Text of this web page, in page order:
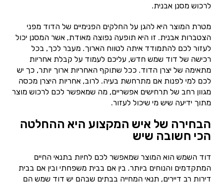
לרכוש מסנן אבנית.
מטרת המוצר היא להגן על החלקים הפנימיים של הדוד מפני
הצטברות אבנית. זו היא תופעה נפוצה מאודת, אשר המסנן יכול
לעזור לכם להתמודד איתה לטווח הארוך. מעבר לכך, בכל
רכישה של דוד שמש חדש, עליכם לעמוד על קבלת אחריות
מתאימה של יצרן הדוד. ככל שתוקף האחריות ארוך יותר, כך יש
לכם למי לפנות אם מתרחשת בעיה. לרוב, אחריות היצרן מכסה
מגוון רחב של תרחישים אפשריים, מה שמאפשר לכם לרכוש מוצר
מתוך ידיעה שיש מי שיכול לעזור.
הבחירה של איש המקצוע היא ההחלטה
הכי חשובה שיש
דוד השמש הוא המוצר שמאפשר לכם לחיות בתנאי החיים
המתקדמים והנוחים ביותר. בין אם בבית משפחתי ובין אם בבית
דירות רב דיירים, תנאי המחייה בבתים שבהם יש דוד שמש הם